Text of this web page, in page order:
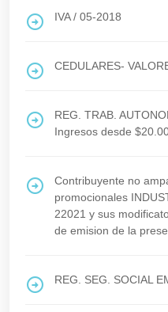
IVA/ 05-2018
CEDULARES-
REG. TRAB.
Ingresos desde
Contribuyente no
promocionales
22021 y sus
de emision de la
REG. SEG. SOCIAL